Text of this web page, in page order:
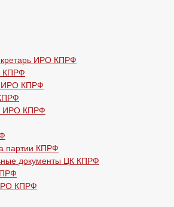
ИРО КПРФ
КПРФ
ИРО КПРФ
ИРО КПРФ
партии КПРФ
документы ЦК КПРФ
КПРФ